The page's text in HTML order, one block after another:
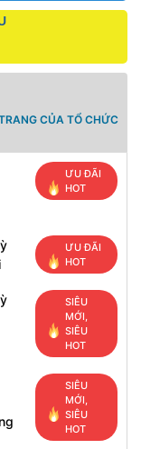
CỦA TỔ CHỨC
ƯU ĐÃI
HOT
ƯU ĐÃI
HOT
SIÊU
MỚI,
SIÊU
HOT
SIÊU
MỚI,
SIÊU
HOT